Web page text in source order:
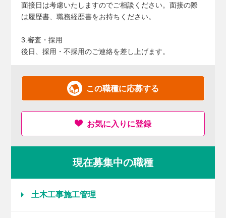
面接日は考慮いたしますのでご相談ください。面接の際
は履歴書、職務経歴書をお持ちください。
3.審査・採用
後日、採用・不採用のご連絡を差し上げます。
この職種に応募する
お気に入りに登録
現在募集中の職種
土木工事施工管理